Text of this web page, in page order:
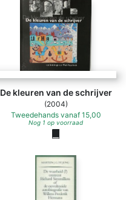
De kleuren van de schrijver
(2004)
Tweedehands vanaf 15,00
Nog 1 op voorraad